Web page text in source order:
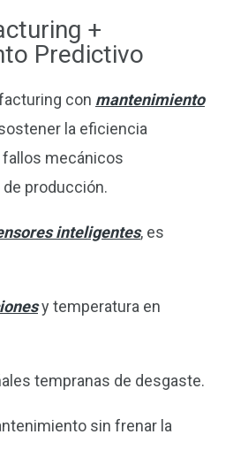
+
Predictivo
con mantenimiento
la eficiencia
fallos mecánicos
producción.
inteligentes, es
y temperatura en
tempranas de desgaste.
sin frenar la